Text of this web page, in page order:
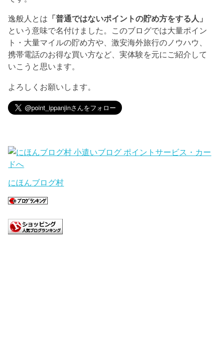
逸般人とは 「普通ではないポイントの貯め方をする人」
という意味で名付けました。このブログでは大量ポイン
ト・大量マイルの貯め方や、激安海外旅行のノウハウ、
携帯電話のお得な買い方など、実体験を元にご紹介して
いこうと思います。
よろしくお願いします。
にほんブログ村